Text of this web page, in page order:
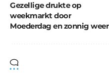
Gezellige drukte op
weekmarkt door
Moederdag en zonnig weer